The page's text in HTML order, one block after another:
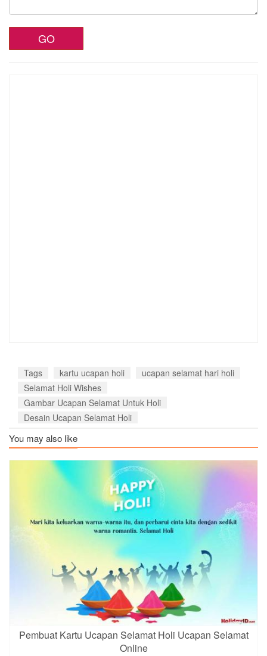
Tags kartu ucapan holi
ucapan selamat hari holi
Selamat Holi Wishes
Gambar Ucapan Selamat Untuk Holi
Desain Ucapan Selamat Holi
You may also like
Pembuat Kartu Ucapan Selamat Holi Ucapan Selamat
Online